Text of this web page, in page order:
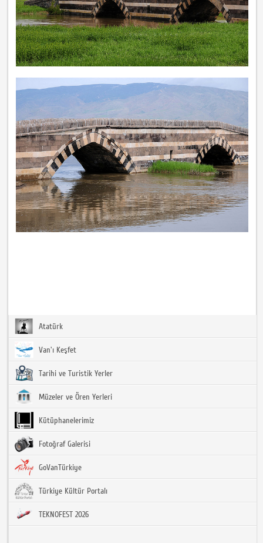
Atatürk
Van'ı Keşfet
Tarihi ve Turistik Yerler
Müzeler ve Ören Yerleri
Kütüphanelerimiz
Fotoğraf Galerisi
GoVanTürkiye
Türkiye Kültür Portalı
TEKNOFEST 2026